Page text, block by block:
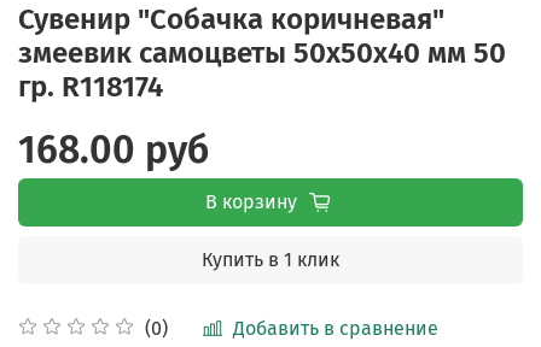
Сувенир "Собачка коричневая"
змеевик самоцветы 50х50х40 мм 50
гр. R118174
(0) Добавить в сравнение
168.00 руб
В корзину
Купить в 1 клик